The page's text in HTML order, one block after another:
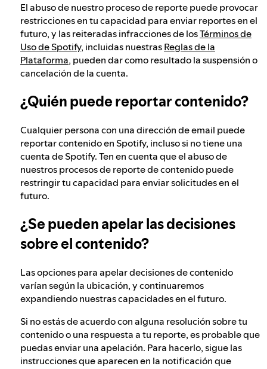
El abuso de nuestro proceso de reporte puede provocar
restricciones en tu capacidad para enviar reportes en el
futuro, y las reiteradas infracciones de losTérminos de
Uso de Spotify, incluidas nuestrasReglas de la
Plataforma, pueden dar como resultado la suspensión o
cancelación de la cuenta.
¿Quién puede reportar contenido?
Cualquier persona con una dirección de email puede
reportar contenido en Spotify, incluso si no tiene una
cuenta de Spotify. Ten en cuenta que el abuso de
nuestros procesos de reporte de contenido puede
restringir tu capacidad para enviar solicitudes en el
futuro.
¿Se pueden apelar las decisiones
sobre el contenido?
Las opciones para apelar decisiones de contenido
varían según la ubicación, y continuaremos
expandiendo nuestras capacidades en el futuro.
Si no estás de acuerdo con alguna resolución sobre tu
contenido o una respuesta a tu reporte, es probable que
puedas enviar una apelación. Para hacerlo, sigue las
instrucciones que aparecen en la notificación que